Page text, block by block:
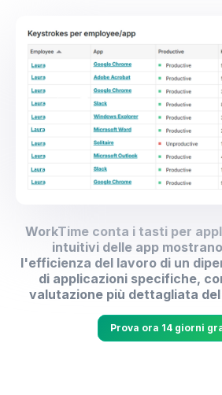
WorkTime conta i tasti per
intuitivi delle app
l'efficienza del lavoro di un
di applicazioni specifiche,
valutazione più dettagliata
Prova ora 14 giorni